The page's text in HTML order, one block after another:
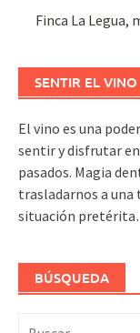
Finca La Legua,
SENTIR EL VINO
El vino es una
sentir y disfrutar
pasados. Magia
trasladarnos a una
situación
BÚSQUEDA